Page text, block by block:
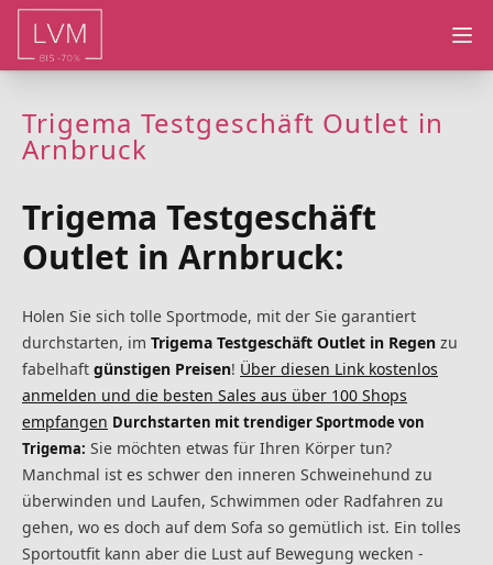
Trigema Testgeschäft Outlet in
Arnbruck
Trigema Testgeschäft
Outlet in Arnbruck:
Holen Sie sich tolle Sportmode, mit der Sie garantiert
durchstarten, im Trigema Testgeschäft Outlet in Regen zu
fabelhaft günstigen Preisen! Über diesen Link kostenlos
anmelden und die besten Sales aus über 100 Shops
empfangen Durchstarten mit trendiger Sportmode von
Trigema: Sie möchten etwas für Ihren Körper tun?
Manchmal ist es schwer den inneren Schweinehund zu
überwinden und Laufen, Schwimmen oder Radfahren zu
gehen, wo es doch auf dem Sofa so gemütlich ist. Ein tolles
Sportoutfit kann aber die Lust auf Bewegung wecken -